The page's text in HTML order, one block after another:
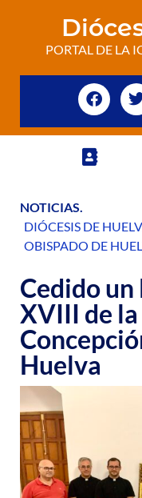
PORTAL DE LA
NOTICIAS.
DIÓCESIS DE
OBISPADO DE
Cedido
XVIII de
Huelva